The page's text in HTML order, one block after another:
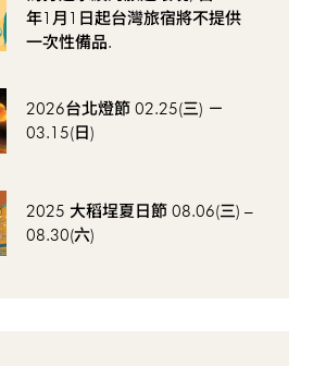
年1月1日起台灣旅宿將不提供
一次性備品.
2026台北燈節 02.25(三) －
03.15(日)
2025 大稻埕夏日節 08.06(三) –
08.30(六)